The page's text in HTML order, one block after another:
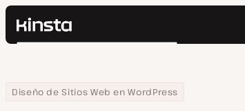
Kinsta®
Precios
Buscar
Home
Centro de Recursos
Blog
Diseño de Sitios Web en WordPress
¿Cuál es el salario medio de un diseñador web en